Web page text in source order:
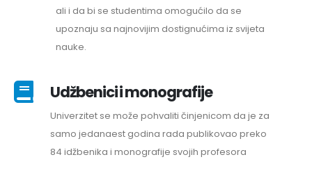
ali i da bi se studentima omogućilo da se
upoznaju sa najnovijim dostignućima iz svijeta
nauke.
Udžbenici i monografije
Univerzitet se može pohvaliti činjenicom da je za
samo jedanaest godina rada publikovao preko
84 idžbenika i monografije svojih profesora